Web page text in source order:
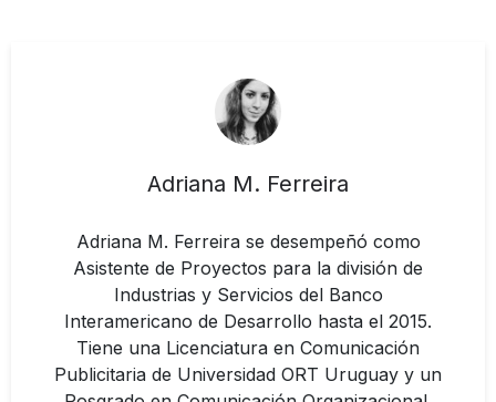
Adriana M. Ferreira
Adriana M. Ferreira se desempeñó como
Asistente de Proyectos para la división de
Industrias y Servicios del Banco
Interamericano de Desarrollo hasta el 2015.
Tiene una Licenciatura en Comunicación
Publicitaria de Universidad ORT Uruguay y un